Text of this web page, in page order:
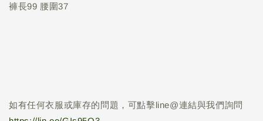
褲長99 腰圍37
如有任何衣服或庫存的問題，可點擊line@連結與我們詢問